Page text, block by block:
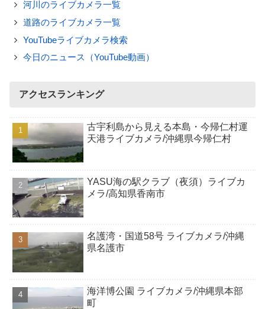
河川のライブカメラ一覧
道路のライブカメラ一覧
YouTubeライブカメラ検索
今日のニュース（YouTube動画）
アクセスランキング
古宇利島から見える本島・今帰仁村運
天港ライブカメラ/沖縄県今帰仁村
YASU海の駅クラブ（夜須）ライブカ
メラ/高知県香南市
名護湾・国道58号 ライブカメラ/沖縄
県名護市
海洋博公園 ライブカメラ/沖縄県本部
町